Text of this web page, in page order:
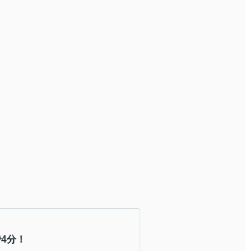
分！